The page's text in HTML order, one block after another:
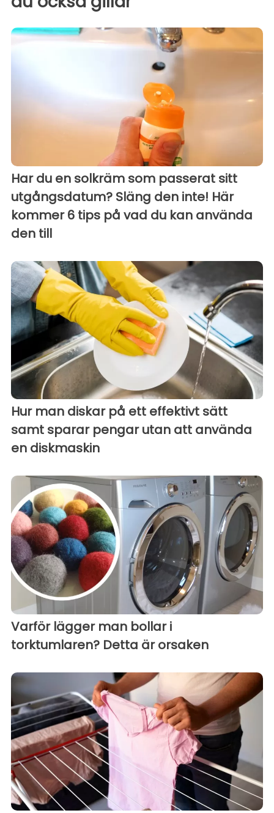
Har du en solkräm som passerat sitt
utgångsdatum? Släng den inte! Här
kommer 6 tips på vad du kan använda
den till
Hur man diskar på ett effektivt sätt
samt sparar pengar utan att använda
en diskmaskin
Varför lägger man bollar i
torktumlaren? Detta är orsaken